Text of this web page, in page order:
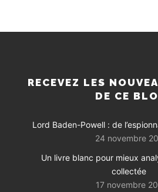
RECEVEZ LES
DE CE
Lord Baden-Powell : de
24 novembre
Un livre blanc pour mieux
collectée
17 novembre